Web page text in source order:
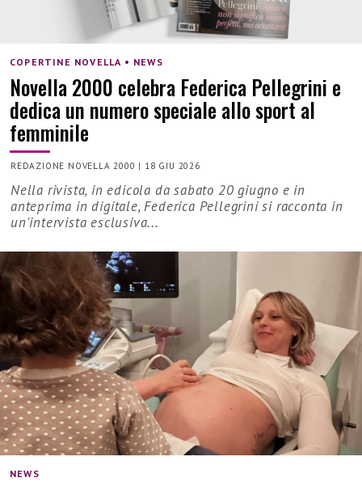
COPERTINE NOVELLA • NEWS
Novella 2000 celebra Federica Pellegrini e
dedica un numero speciale allo sport al
femminile
REDAZIONE NOVELLA 2000 | 18 GIU 2026
Nella rivista, in edicola da sabato 20 giugno e in
anteprima in digitale, Federica Pellegrini si racconta in
un'intervista esclusiva...
NEWS